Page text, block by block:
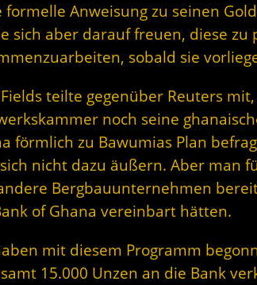
formelle Anweisung zu seinen
sich aber darauf freuen, diese
sobald sie
teilte gegenüber Reuters
noch seine
förmlich zu Bawumias Plan
nicht dazu äußern. Aber man
Bergbauunternehmen
of Ghana vereinbart hätten.
mit diesem Programm
15.000 Unzen an die Bank